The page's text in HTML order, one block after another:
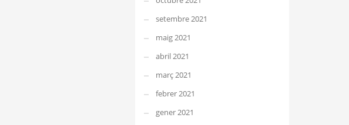
setembre 2021
maig 2021
abril 2021
març 2021
febrer 2021
gener 2021